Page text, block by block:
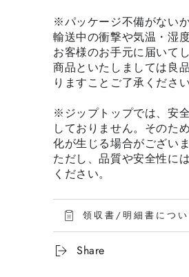
※パッケージ不備がない
輸送中の衝撃や気温・湿
お客様のお手元に届いて
商品といたしましては良
りますことご了承ください
※ジップトップでは、安
しておりません。そのた
化が生じる場合がございま
ただし、品質や安全性に
ください。
領収書/明細書につい
Share